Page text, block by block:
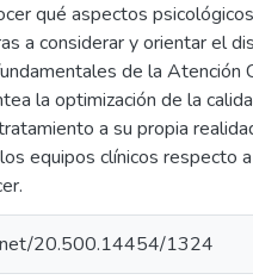
qué aspectos
a considerar y orientar el
de la Atención
la optimización de la
a su propia
equipos clínicos respecto
20.500.14454/1324